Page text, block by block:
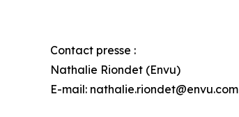
Contact presse :
Nathalie Riondet (Envu)
E-mail: nathalie.riondet@envu.com